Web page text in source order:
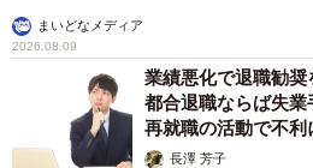
まいどなメディア
2026.08.09
業績悪化で退職勧
都合退職ならば失
再就職の活動で不
アカウンセラーが解
長澤 芳子